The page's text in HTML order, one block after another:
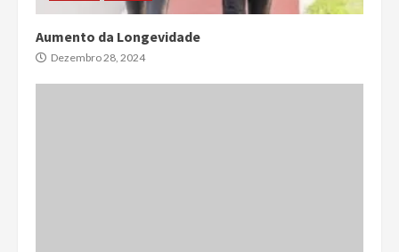
Aumento da Longevidade
Dezembro 28, 2024